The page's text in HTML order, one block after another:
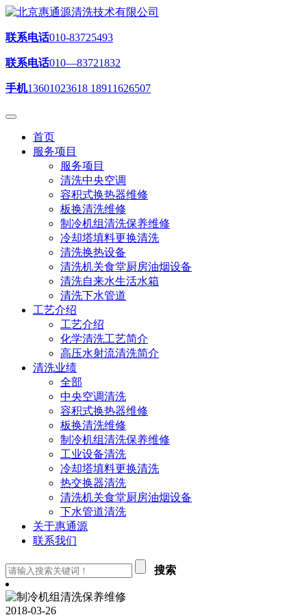
联系电话010-83725493
联系电话010—83721832
手机13601023618 18911626507
首页
服务项目
服务项目
清洗中央空调
容积式换热器维修
板换清洗维修
制冷机组清洗保养维修
冷却塔填料更换清洗
清洗换热设备
清洗机关食堂厨房油烟设备
清洗自来水生活水箱
清洗下水管道
工艺介绍
工艺介绍
化学清洗工艺简介
高压水射流清洗简介
清洗业绩
全部
中央空调清洗
容积式换热器维修
板换清洗维修
制冷机组清洗保养维修
工业设备清洗
冷却塔填料更换清洗
热交换器清洗
清洗机关食堂厨房油烟设备
下水管道清洗
关于惠通源
联系我们
搜索
2018-03-26